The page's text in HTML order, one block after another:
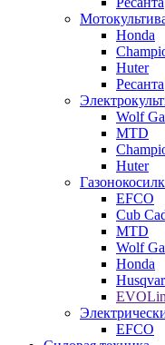
Honda
Huter
Ресанта
Wolf
MTD
Huter
EFCO
Cub
MTD
Wolf
Honda
EFCO